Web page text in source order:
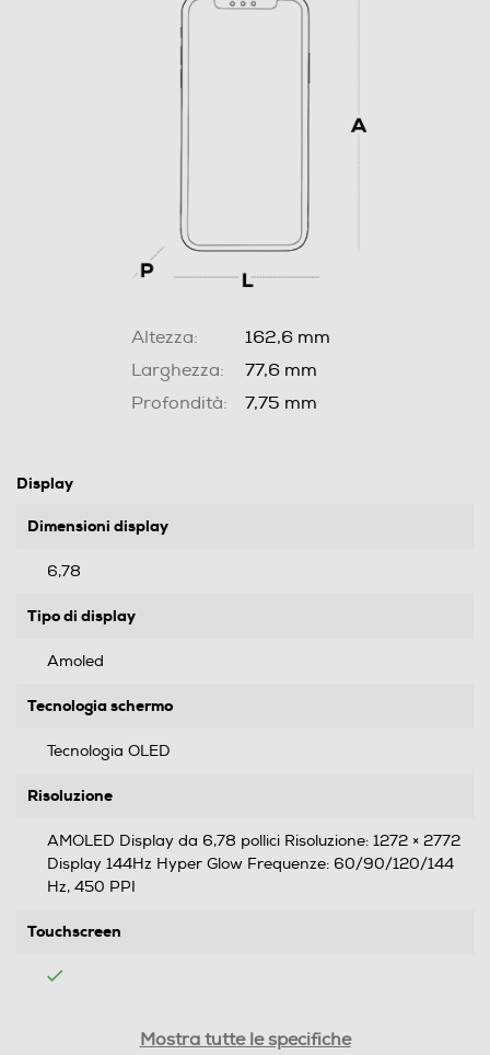
Altezza:
162,6 mm
Larghezza:
77,6 mm
Profondità:
7,75 mm
Display
Dimensioni display
6,78
Tipo di display
Amoled
Tecnologia schermo
Tecnologia OLED
Risoluzione
AMOLED Display da 6,78 pollici Risoluzione: 1272 × 2772
Display 144Hz Hyper Glow Frequenze: 60/90/120/144
Hz, 450 PPI
Touchscreen
Mostra tutte le specifiche